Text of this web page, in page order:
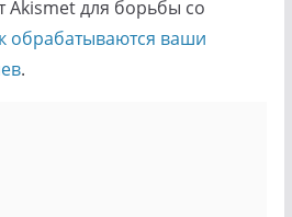
Akismet для борьбы со
обрабатываются ваши
.